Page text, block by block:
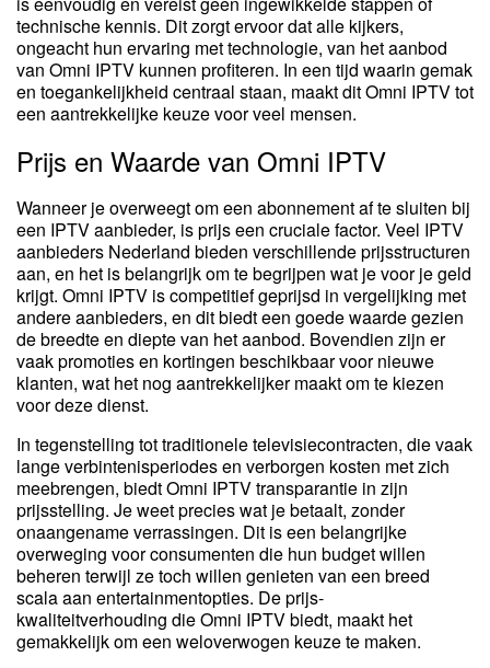
technische kennis. Dit zorgt ervoor dat alle kijkers,
ongeacht hun ervaring met technologie, van het aanbod
van Omni IPTV kunnen profiteren. In een tijd waarin gemak
en toegankelijkheid centraal staan, maakt dit Omni IPTV tot
een aantrekkelijke keuze voor veel mensen.
Prijs en Waarde van Omni IPTV
Wanneer je overweegt om een abonnement af te sluiten bij
een IPTV aanbieder, is prijs een cruciale factor. Veel IPTV
aanbieders Nederland bieden verschillende prijsstructuren
aan, en het is belangrijk om te begrijpen wat je voor je geld
krijgt. Omni IPTV is competitief geprijsd in vergelijking met
andere aanbieders, en dit biedt een goede waarde gezien
de breedte en diepte van het aanbod. Bovendien zijn er
vaak promoties en kortingen beschikbaar voor nieuwe
klanten, wat het nog aantrekkelijker maakt om te kiezen
voor deze dienst.
In tegenstelling tot traditionele televisiecontracten, die vaak
lange verbintenisperiodes en verborgen kosten met zich
meebrengen, biedt Omni IPTV transparantie in zijn
prijsstelling. Je weet precies wat je betaalt, zonder
onaangename verrassingen. Dit is een belangrijke
overweging voor consumenten die hun budget willen
beheren terwijl ze toch willen genieten van een breed
scala aan entertainmentopties. De prijs-
kwaliteitverhouding die Omni IPTV biedt, maakt het
gemakkelijk om een weloverwogen keuze te maken.